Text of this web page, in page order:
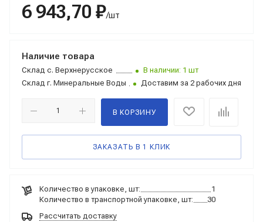
6 943,70 ₽/шт
Наличие товара
Склад с. Верхнерусское
В наличии: 1 шт
Склад г. Минеральные Воды Доставим за 2 рабочих дня
В КОРЗИНУ
ЗАКАЗАТЬ В 1 КЛИК
Количество в упаковке, шт:
1
Количество в транспортной упаковке, шт:
30
Рассчитать доставку